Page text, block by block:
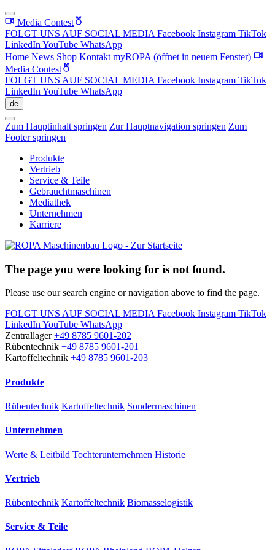
Media Contest
FOLGT UNS AUF SOCIAL MEDIA Facebook Instagram TikTok
LinkedIn YouTube WhatsApp
Home News Shop Kontakt myROPA (öffnet in neuem Fenster)
Media Contest
FOLGT UNS AUF SOCIAL MEDIA Facebook Instagram TikTok
LinkedIn YouTube WhatsApp
de
Zum Hauptinhalt springen Zur Hauptnavigation springen Zum
Footer springen
Produkte
Vertrieb
Service & Teile
Gebrauchtmaschinen
Mediathek
Unternehmen
Karriere
The page you were looking for is not found.
Please use our search engine or navigation above to find the page.
FOLGT UNS AUF SOCIAL MEDIA Facebook Instagram TikTok
LinkedInYouTube WhatsApp
Zentrallager +49 8785 9601-202
Rübentechnik +49 8785 9601-201
Kartoffeltechnik +49 8785 9601-203
Produkte
Rübentechnik Kartoffeltechnik Sondermaschinen
Unternehmen
Werte & Leitbild Tochterunternehmen Historie
Vertrieb
Rübentechnik Kartoffeltechnik Biomasselogistik
Service & Teile